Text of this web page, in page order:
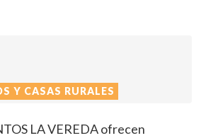
Y CASAS RURALES
LA VEREDA ofrecen